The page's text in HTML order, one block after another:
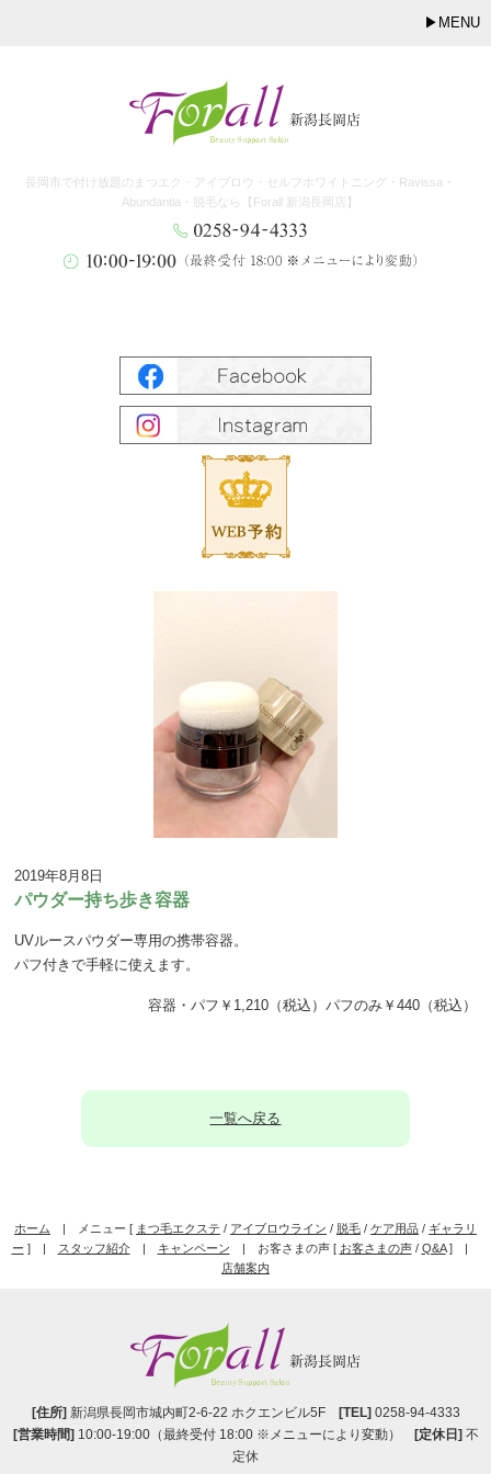
MENU
長岡市で付け放題のまつエク・アイブロウ・セルフホワイトニング・Ravissa・
Abundantia・脱毛なら【Forall 新潟長岡店】
2019年8月8日
パウダー持ち歩き容器
UVルースパウダー専用の携帯容器。
パフ付きで手軽に使えます。
容器・パフ￥1,210（税込）パフのみ￥440（税込）
一覧へ戻る
ホーム | メニュー [ まつ毛エクステ / アイブロウライン / 脱毛 / ケア用品 / ギャラリ
ー ] | スタッフ紹介| キャンペーン | お客さまの声 [ お客さまの声/ Q&A] |
店舗案内
[住所] 新潟県長岡市城内町2-6-22 ホクエンビル5F [TEL]0258-94-4333
[営業時間]10:00-19:00（最終受付 18:00 ※メニューにより変動） [定休日]不
定休